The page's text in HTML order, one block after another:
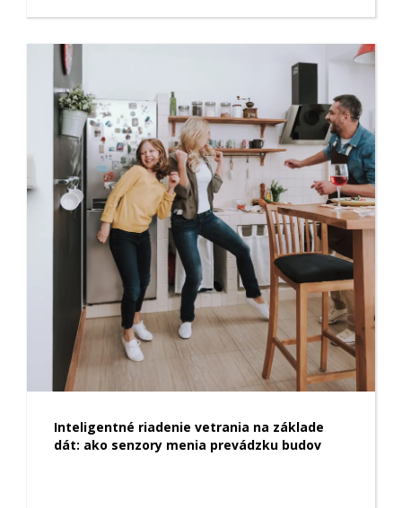
Inteligentné riadenie vetrania na základe
dát: ako senzory menia prevádzku budov